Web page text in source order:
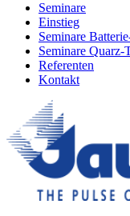
Seminare
Einstieg
Seminare
Seminare Quarz-
Referenten
Kontakt